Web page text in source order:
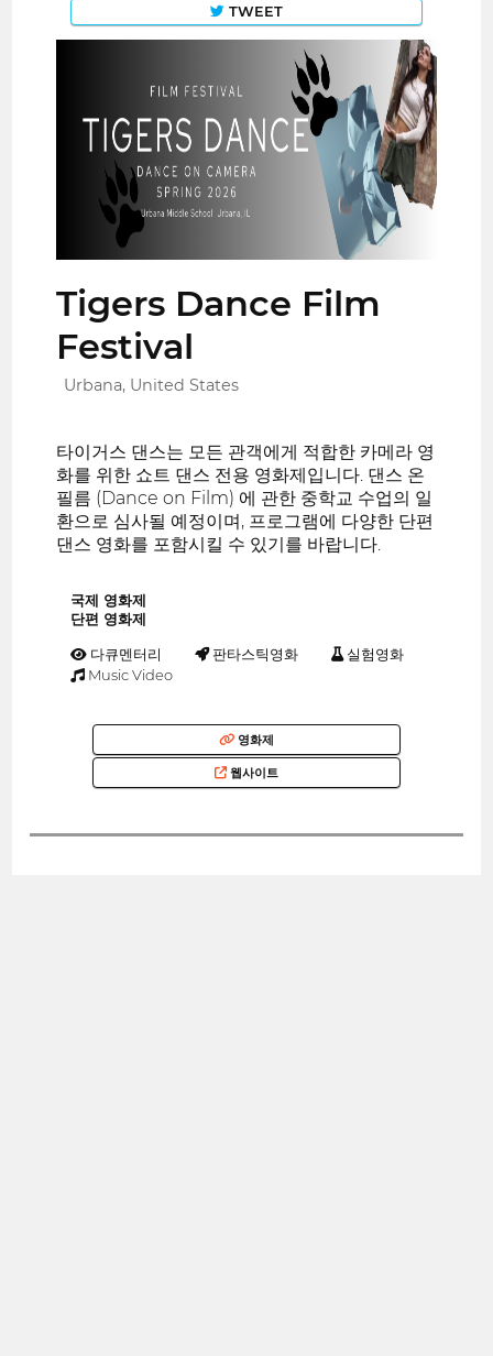
TWEET
Tigers Dance Film
Festival
Urbana, United States
타이거스 댄스는 모든 관객에게 적합한 카메라 영
화를 위한 쇼트 댄스 전용 영화제입니다. 댄스 온
필름 (Dance on Film) 에 관한 중학교 수업의 일
환으로 심사될 예정이며, 프로그램에 다양한 단편
댄스 영화를 포함시킬 수 있기를 바랍니다.
국제 영화제
단편 영화제
다큐멘터리 판타스틱영화
실험영화
Music Video
영화제
웹사이트